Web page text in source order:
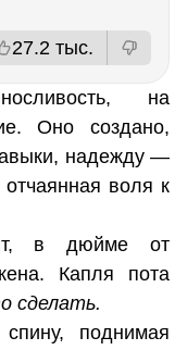
27.2 тыс.
на
Оно создано,
надежду —
отчаянная воля к
в дюйме от
Капля пота
сделать.
поднимая